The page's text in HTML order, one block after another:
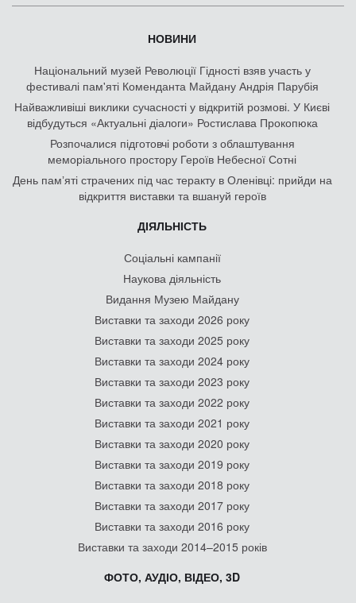
НОВИНИ
Національний музей Революції Гідності взяв участь у
фестивалі пам'яті Коменданта Майдану Андрія Парубія
Найважливіші виклики сучасності у відкритій розмові. У Києві
відбудуться «Актуальні діалоги» Ростислава Прокопюка
Розпочалися підготовчі роботи з облаштування
меморіального простору Героїв Небесної Сотні
День памʼяті страчених під час теракту в Оленівці: прийди на
відкриття виставки та вшануй героїв
ДІЯЛЬНІСТЬ
Соціальні кампанії
Наукова діяльність
Видання Музею Майдану
Виставки та заходи 2026 року
Виставки та заходи 2025 року
Виставки та заходи 2024 року
Виставки та заходи 2023 року
Виставки та заходи 2022 року
Виставки та заходи 2021 року
Виставки та заходи 2020 року
Виставки та заходи 2019 року
Виставки та заходи 2018 року
Виставки та заходи 2017 року
Виставки та заходи 2016 року
Виставки та заходи 2014–2015 років
ФОТО, АУДІО, ВІДЕО, 3D